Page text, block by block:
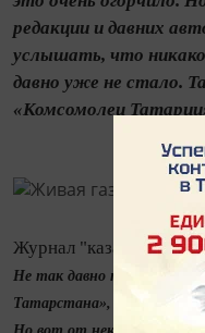
редакции и давних
услышать, что
давно уже не стало.
«Комсомолец
Журнал "казань", № 4,
Не так давно перестала
Татарстана», и кого-то это